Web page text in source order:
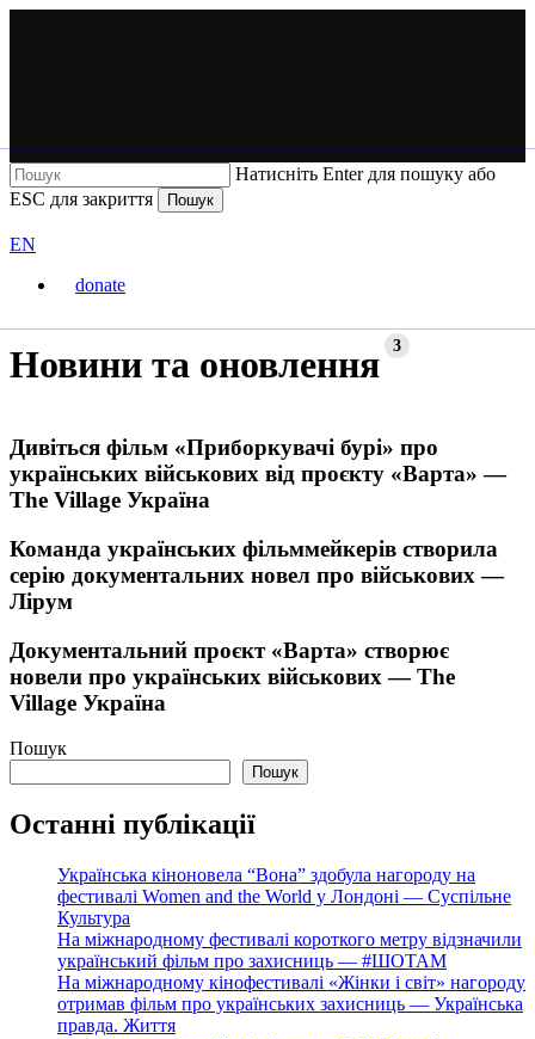
Натисніть Enter для пошуку або
ESC для закриття
Пошук
пошук
Перемкнути
сайту
EN
donate
Меню
Новини та оновлення 3
Дивіться фільм «Приборкувачі бурі» про
українських військових від проєкту «Варта» —
The Village Україна
Команда українських фільммейкерів створила
серію документальних новел про військових —
Лірум
Документальний проєкт «Варта» створює
новели про українських військових — The
Village Україна
Пошук
Пошук
Останні публікації
Українська кіноновела “Вона” здобула нагороду на
фестивалі Women and the World у Лондоні — Суспільне
Культура
На міжнародному фестивалі короткого метру відзначили
український фільм про захисниць — #ШОТАМ
На міжнародному кінофестивалі «Жінки і світ» нагороду
отримав фільм про українських захисниць — Українська
правда. Життя